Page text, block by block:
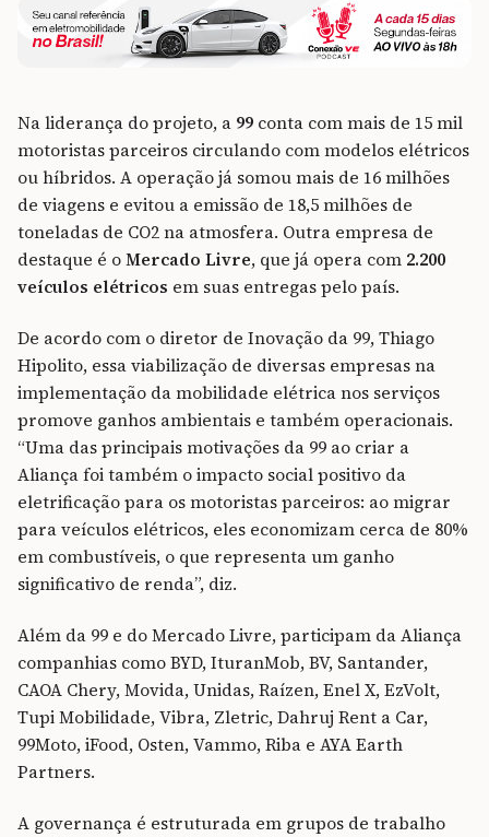
Na liderança do projeto, a 99 conta com mais de 15 mil
motoristas parceiros circulando com modelos elétricos
ou híbridos. A operação já somou mais de 16 milhões
de viagens e evitou a emissão de 18,5 milhões de
toneladas de CO2 na atmosfera. Outra empresa de
destaque é oMercado Livre, que já opera com 2.200
veículos elétricos em suas entregas pelo país.
De acordo com o diretor de Inovação da 99, Thiago
Hipolito, essa viabilização de diversas empresas na
implementação da mobilidade elétrica nos serviços
promove ganhos ambientais e também operacionais.
“Uma das principais motivações da 99 ao criar a
Aliança foi também o impacto social positivo da
eletrificação para os motoristas parceiros: ao migrar
para veículos elétricos, eles economizam cerca de 80%
em combustíveis, o que representa um ganho
significativo de renda”, diz.
Além da 99 e do Mercado Livre, participam da Aliança
companhias como BYD, IturanMob, BV, Santander,
CAOA Chery, Movida, Unidas, Raízen, Enel X, EzVolt,
Tupi Mobilidade, Vibra, Zletric, Dahruj Rent a Car,
99Moto, iFood, Osten, Vammo, Riba e AYA Earth
Partners.
A governança é estruturada em grupos de trabalho